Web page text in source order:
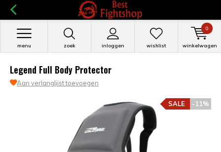
zoek inloggen
menu wishlist winkelwagen
0
Legend Full Body Protector
Aan verlanglijst toevoegen
-11%
SALE